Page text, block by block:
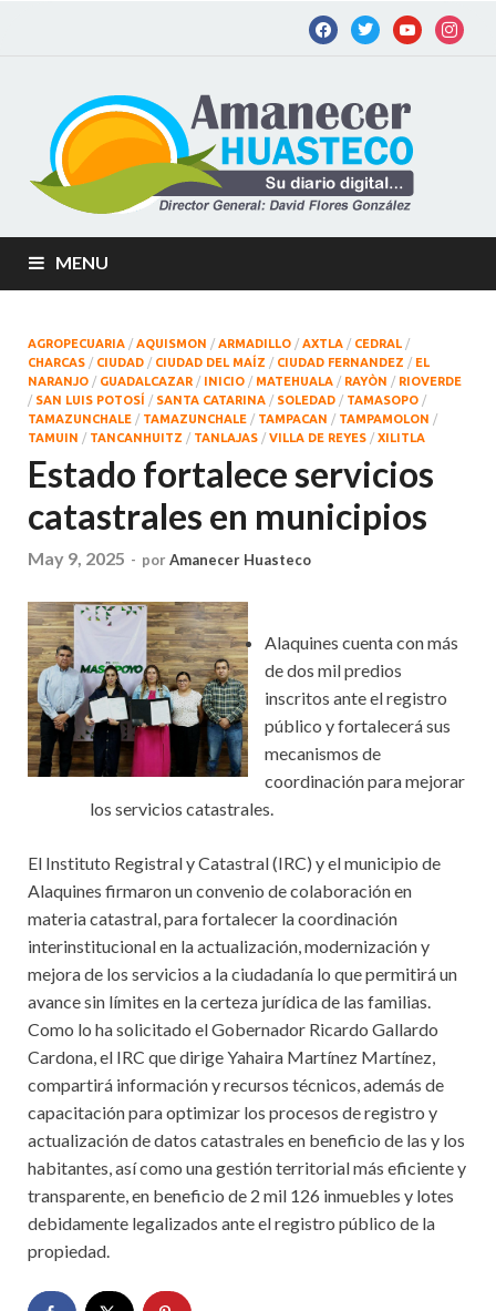
MENU
AGROPECUARIA / AQUISMON / ARMADILLO / AXTLA / CEDRAL /
CHARCAS / CIUDAD / CIUDAD DEL MAÍZ / CIUDAD FERNANDEZ / EL
NARANJO / GUADALCAZAR / INICIO / MATEHUALA / RAYÒN / RIOVERDE
/ SAN LUIS POTOSÍ / SANTA CATARINA / SOLEDAD / TAMASOPO /
TAMAZUNCHALE / TAMAZUNCHALE / TAMPACAN / TAMPAMOLON /
TAMUIN / TANCANHUITZ / TANLAJAS / VILLA DE REYES / XILITLA
Estado fortalece servicios
catastrales en municipios
May 9, 2025 - por Amanecer Huasteco
Alaquines cuenta con más
de dos mil predios
inscritos ante el registro
público y fortalecerá sus
mecanismos de
coordinación para mejorar
los servicios catastrales.
El Instituto Registral y Catastral (IRC) y el municipio de
Alaquines firmaron un convenio de colaboración en
materia catastral, para fortalecer la coordinación
interinstitucional en la actualización, modernización y
mejora de los servicios a la ciudadanía lo que permitirá un
avance sin límites en la certeza jurídica de las familias.
Como lo ha solicitado el Gobernador Ricardo Gallardo
Cardona, el IRC que dirige Yahaira Martínez Martínez,
compartirá información y recursos técnicos, además de
capacitación para optimizar los procesos de registro y
actualización de datos catastrales en beneficio de las y los
habitantes, así como una gestión territorial más eficiente y
transparente, en beneficio de 2 mil 126 inmuebles y lotes
debidamente legalizados ante el registro público de la
propiedad.